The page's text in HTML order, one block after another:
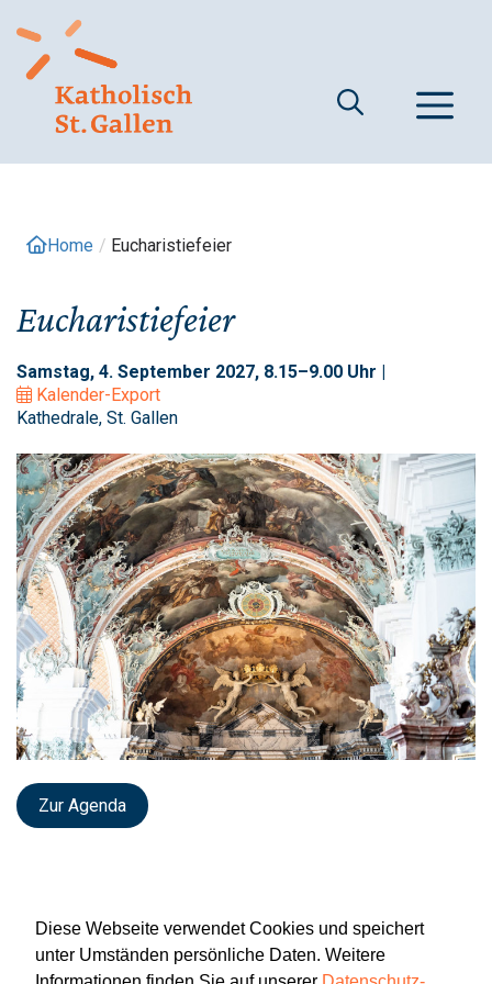
Diese Webseite verwendet Cookies und speichert
unter Umständen persönliche Daten. Weitere
zum
Inhalt
Home / Eucharistiefeier
Eucharistiefeier
Samstag, 4. September 2027, 8.15–9.00 Uhr |
Kalender-Export
Kathedrale, St. Gallen
Zur Agenda